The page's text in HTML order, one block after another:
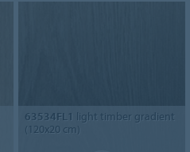
63534FL1
light timber gradient
(120x20 cm)